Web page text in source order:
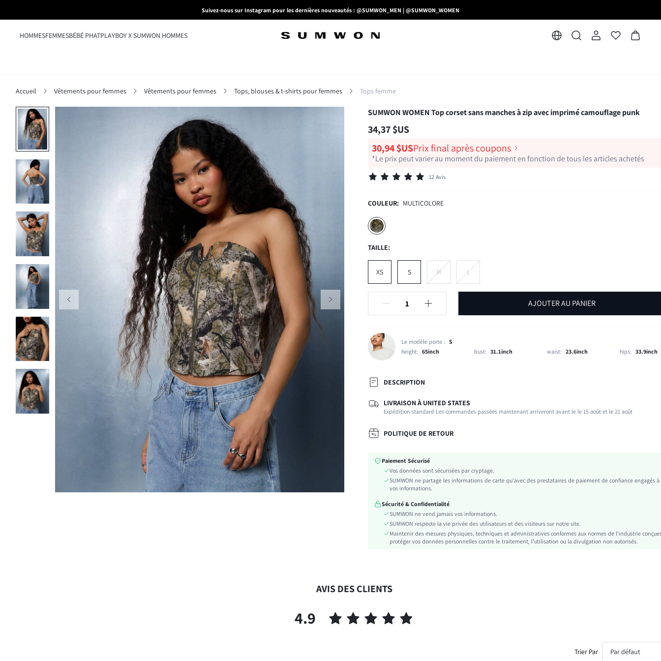
Suivez-nous sur Instagram pour les dernières nouveautés : @SUMWON_MEN | @SUMWON_WOMEN
HOMMESFEMMESBÉBÉ PHATPLAYBOY X SUMWON HOMMES
Accueil Vêtements pour femmes Vêtements pour femmes Tops, blouses & t-shirts pour femmes Tops femme
SUMWON WOMEN Top corset sans manches à zip avec imprimé camouflage punk
34,37 $US
30,94 $USPrix final après coupons
*Le prix peut varier au moment du paiement en fonction de tous les articles achetés
12 Avis
COULEUR: MULTICOLORE
TAILLE:
XS S M L
AJOUTER AU PANIER
Le modèle porte :
S
height:
65inch bust: 31.1inch waist: 23.6inch hips: 33.9inch
DESCRIPTION
Type d'ajustement:
Ajusté
Composition:
97% Coton, 3% Élasthanne
Élasticité du tissu:
Encolure:
Instructions d'entretien:
Dos-nu, Lacets, Fermeture éclair
Tissu/matériel:
Multicolore
Type de motif:
Portrait, Plantes
Transparent:
Non
Doublure:
Avec doublure
Composition de doublure:
id:
LIVRAISON À UNITED STATES
Expédition standard Les commandes passées maintenant arriveront avant le le 15 août et le 21 août
POLITIQUE DE RETOUR
Paiement Sécurisé
Vos données sont sécurisées par cryptage.
SUMWON ne partage les informations de carte qu'avec des prestataires de paiement de confiance engagés
vos informations.
Sécurité & Confidentialité
SUMWON ne vend jamais vos informations.
SUMWON respecte la vie privée des utilisateurs et des visiteurs sur notre site.
Maintenir des mesures physiques, techniques et administratives conformes aux normes de l'industrie
protéger vos données personnelles contre le traitement, l'utilisation ou la divulgation non autorisés.
AVIS DES CLIENTS
4.9
Trier Par Par défaut